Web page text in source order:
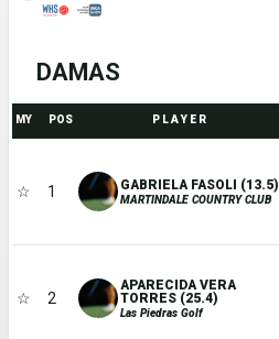
DAMAS
MY POS P L A Y E R
☆ 1 GABRIELA FASOLI (13.5)
MARTINDALE COUNTRY CLUB
☆ 2
APARECIDA VERA
TORRES (25.4)
Las Piedras Golf